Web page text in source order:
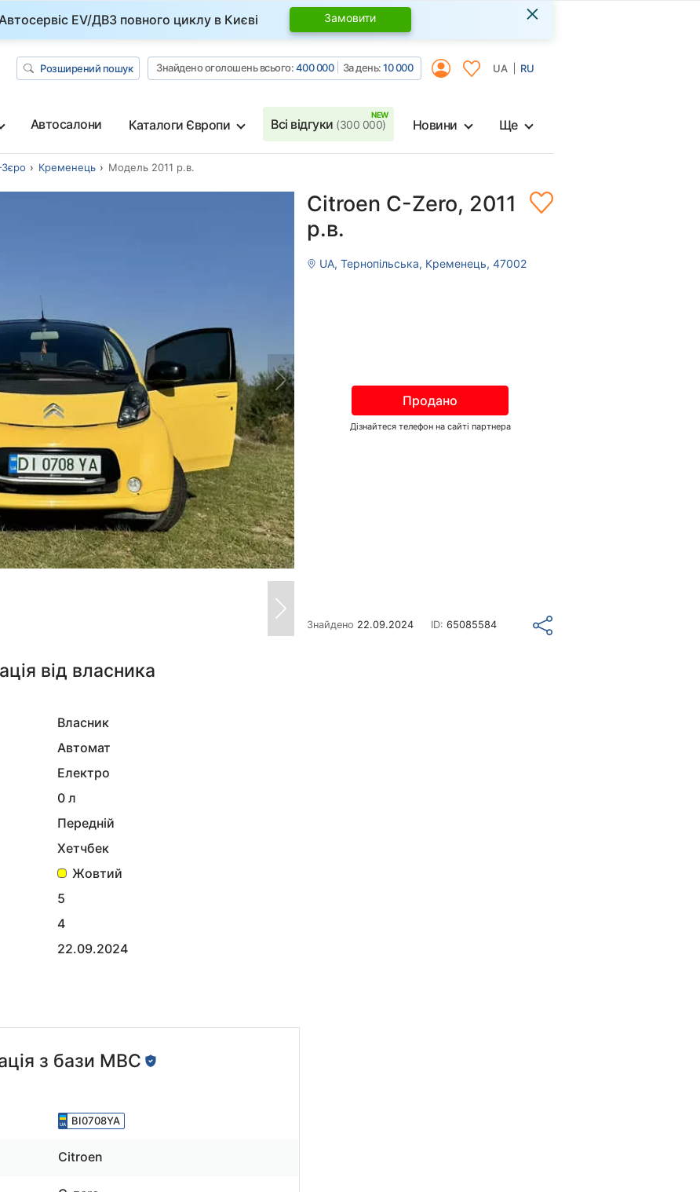
EV/ДВЗ повного циклу в Києві Замовити ×
Розширений пошук Знайдено оголошень всього:400 000 За день:10 000 UA RU
Автосалони Каталоги Європи Всі відгуки (300 000) Новини Ще
Кременець Модель 2011 р.в.
Citroen C-Zero, 2011
р.в.
UA, Тернопільська, Кременець, 47002
Продано
Дізнайтеся телефон на сайті партнера
Знайдено 22.09.2024 ID:65085584
від власника
Власник
Автомат
Електро
0 л
Передній
Хетчбек
Жовтий
5
4
22.09.2024
з бази МВС
BI0708YA
Citroen